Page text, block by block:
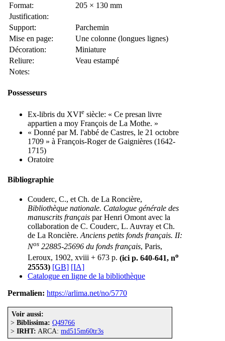
Format:
205 × 130 mm
Justification:
Support:
Parchemin
Mise en page:
Une colonne (longues lignes)
Décoration:
Miniature
Reliure:
Veau estampé
Notes:
Possesseurs
Ex-libris du XVIe siècle: « Ce presan livre
appartien a moy François de La Mothe. »
« Donné par M. l'abbé de Castres, le 21 octobre
1709 » à François-Roger de Gaignières (1642-
1715)
Oratoire
Bibliographie
Couderc, C., et Ch. de La Roncière,
Bibliothèque nationale. Catalogue générale des
manuscrits français par Henri Omont avec la
collaboration de C. Couderc, L. Auvray et Ch.
de La Roncière. Anciens petits fonds français. II:
Nos 22885-25696 du fonds français, Paris,
Leroux, 1902, xviii + 673 p. (ici p. 640-641, no
25553) [GB] [IA]
Catalogue en ligne de la bibliothèque
Permalien: https://arlima.net/no/5770
Voir aussi:
> Biblissima: Q49766
> IRHT: ARCA: md515m60tr3s